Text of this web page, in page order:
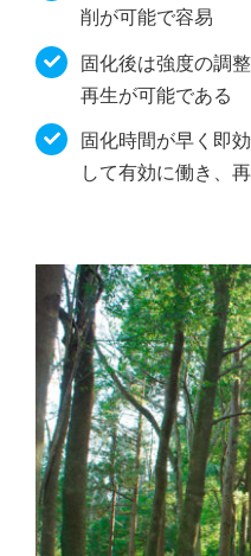
削が可能で容易
固化後は強度の調
再生が可能である
固化時間が早く即
して有効に働き、